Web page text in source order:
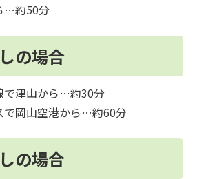
…約50分
の場合
で津山から…約30分
で岡山空港から…約60分
の場合